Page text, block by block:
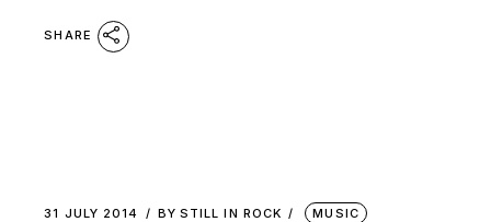
SHARE
31 JULY 2014 BY STILL IN ROCK MUSIC